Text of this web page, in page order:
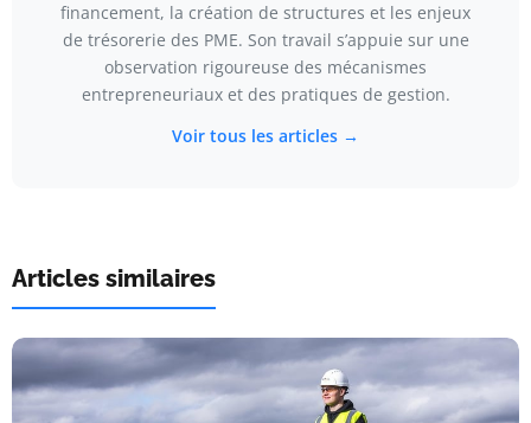
financement, la création de structures et les enjeux
de trésorerie des PME. Son travail s’appuie sur une
observation rigoureuse des mécanismes
entrepreneuriaux et des pratiques de gestion.
Voir tous les articles →
Articles similaires